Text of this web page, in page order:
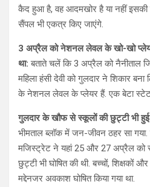
कैद हुआ है, वह आदमखोर है या नहीं
सैंपल भी एकत्र किए जाएंगे.
3 अप्रैल को नेशनल लेवल के खो-खो
था: बताते चलें कि 3 अप्रैल को नैनीताल
महिला हंसी देवी को गुलदार ने शिकार
के नेशनल लेवल के प्लेयर हैं. एक बेटा स्टेट
गुलदार के खौफ से स्कूलों की छुट्टी भी हुई
भीमताल ब्लॉक में जन-जीवन ठहर सा
मजिस्ट्रेट ने यहां 25 और 27 अप्रैल को
छुट्टी भी घोषित की थी. बच्चों, शिक्षकों
मद्देनजर अवकाश घोषित किया गया था.